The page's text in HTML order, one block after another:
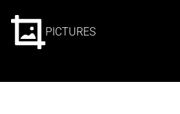
PICTURES